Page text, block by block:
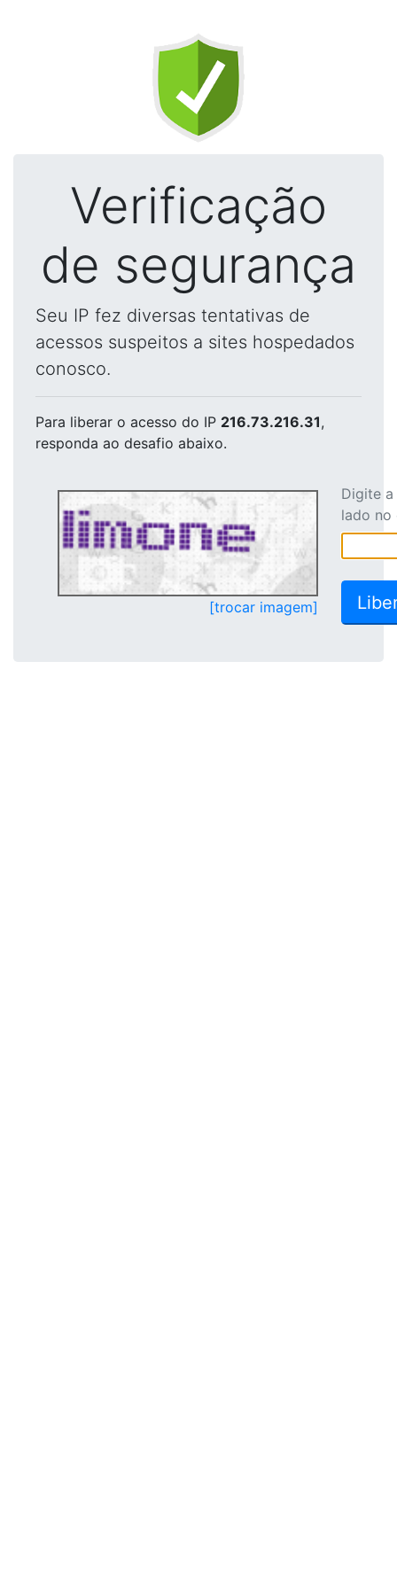
Verificação
de segurança
Seu IP fez diversas tentativas de
acessos suspeitos a sites hospedados
conosco.
Para liberar o acesso do IP 216.73.216.31,
responda ao desafio abaixo.
[trocar imagem]
Digite
lado no